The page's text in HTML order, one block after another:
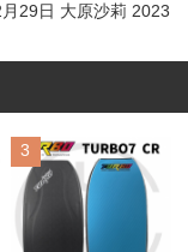
29日 大原沙莉 2023
3